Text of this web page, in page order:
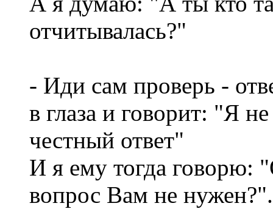
отчитывалась?"
- Иди сам проверь -
в глаза и говорит: "Я
честный ответ"
И я ему тогда говорю:
вопрос Вам не